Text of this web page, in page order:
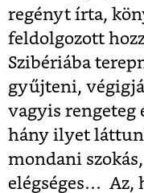
regényt írta,
feldolgozott
Szibériába
gyűjteni,
vagyis rengeteg
hány ilyet
mondani
elégséges… Az,